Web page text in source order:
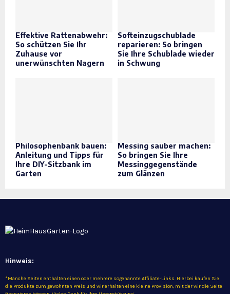
Effektive Rattenabwehr:
So schützen Sie Ihr
Zuhause vor
unerwünschten Nagern
Softeinzugschublade
reparieren: So bringen
Sie Ihre Schublade wieder
in Schwung
Philosophenbank bauen:
Anleitung und Tipps für
Ihre DIY-Sitzbank im
Garten
Messing sauber machen:
So bringen Sie Ihre
Messinggegenstände
zum Glänzen
Hinweis:
*Manche Seiten enthalten einen oder mehrere sogenannte Affiliate-Links. Hierbei kaufen Sie
die Produkte zum gewohnten Preis und wir erhalten eine kleine Provision, mit der wir die Seite